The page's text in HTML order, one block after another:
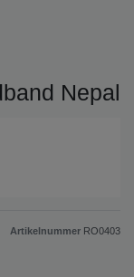
Nepal
Artikelnummer RO0403